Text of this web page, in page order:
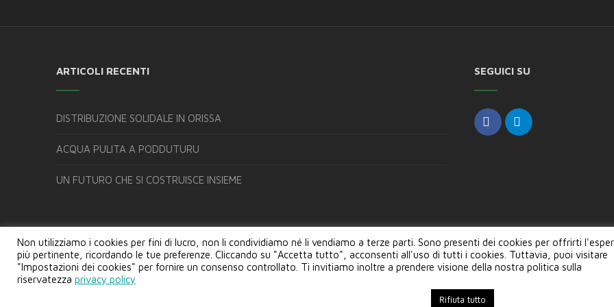
ARTICOLI RECENTI
DISTRIBUZIONE SOLIDALE IN ORISSA
ACQUA PULITA A PODDUTURU
UN FUTURO CHE SI COSTRUISCE INSIEME
SEGUICI SU
Copyright © 2024, Semi ETS --- Sede Legale: P.za
Non utilizziamo i cookies per fini di lucro, non li condividiamo né li vendiamo a terze parti. Sono presenti dei cookies per offrirti
più pertinente, ricordando le tue preferenze. Cliccando su "Accetta tutto", acconsenti all'uso di tutti i cookies. Tuttavia, puoi visitare
"Impostazioni dei cookies" per fornire un consenso controllato. Ti invitiamo inoltre a prendere visione della nostra politica sulla
riservatezza privacy policy
Rifiuta tutto